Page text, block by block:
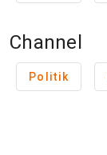
Channel
Politik